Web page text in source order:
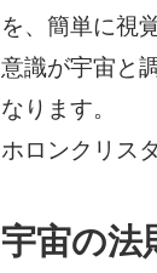
を、簡単に視
意識が宇宙と
なります。
ホロンクリス
宇宙の法